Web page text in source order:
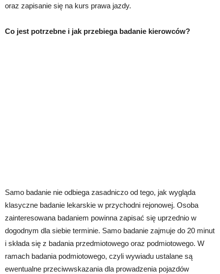
oraz zapisanie się na kurs prawa jazdy.
Co jest potrzebne i jak przebiega badanie kierowców?
Samo badanie nie odbiega zasadniczo od tego, jak wygląda
klasyczne badanie lekarskie w przychodni rejonowej. Osoba
zainteresowana badaniem powinna zapisać się uprzednio w
dogodnym dla siebie terminie. Samo badanie zajmuje do 20 minut
i składa się z badania przedmiotowego oraz podmiotowego. W
ramach badania podmiotowego, czyli wywiadu ustalane są
ewentualne przeciwwskazania dla prowadzenia pojazdów